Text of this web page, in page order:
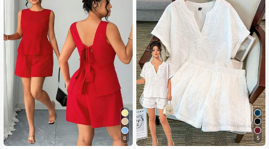
652K 팔로워
4.84 652K 팔로워
4.84 652K 팔로워
652K 팔로워 6 5